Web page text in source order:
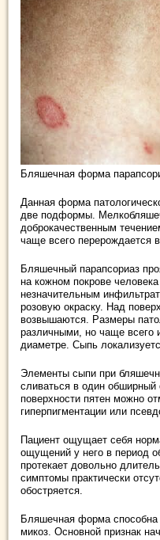
Бляшечная форма
Данная форма
две подформы.
доброкачественным
чаще всего перерождается
Бляшечный парапсориаз
на кожном покрове
незначительным
розовую окраску. Над
возвышаются. Размеры
различными, но чаще всего
диаметре. Сыпь
Элементы сыпи при
сливаться в один обширный
поверхности пятен можно
гиперпигментации или
Пациент ощущает себя
ощущений у него в период
протекает довольно
симптомы практически
обостряется.
Бляшечная форма способна
микоз. Основной признак